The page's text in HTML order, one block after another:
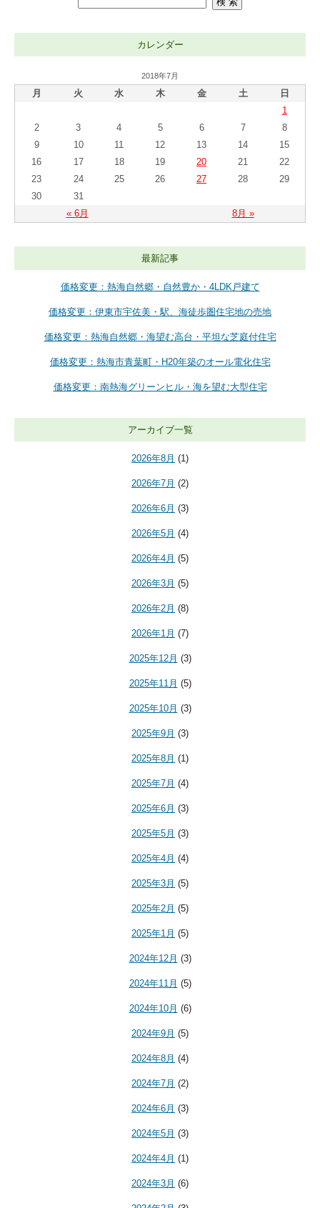
カレンダー
2018年7月
月 火 水 木 金 土 日
« 6月 8月 »
1
2
3 4 5 6 7
8
9
10 11 12 13 14
15
16
17 18 19 20 21
22
23
24 25 26 27 28
29
30
31
最新記事
価格変更：熱海自然郷・自然豊か・4LDK戸建て
価格変更：伊東市宇佐美・駅、海徒歩圏住宅地の売地
価格変更：熱海自然郷・海望む高台・平坦な芝庭付住宅
価格変更：熱海市青葉町・H20年築のオール電化住宅
価格変更：南熱海グリーンヒル・海を望む大型住宅
アーカイブ一覧
2026年8月 (1)
2026年7月 (2)
2026年6月 (3)
2026年5月 (4)
2026年4月 (5)
2026年3月 (5)
2026年2月 (8)
2026年1月 (7)
2025年12月 (3)
2025年11月 (5)
2025年10月 (3)
2025年9月 (3)
2025年8月 (1)
2025年7月 (4)
2025年6月 (3)
2025年5月 (3)
2025年4月 (4)
2025年3月 (5)
2025年2月 (5)
2025年1月 (5)
2024年12月 (3)
2024年11月 (5)
2024年10月 (6)
2024年9月 (5)
2024年8月 (4)
2024年7月 (2)
2024年6月 (3)
2024年5月 (3)
2024年4月 (1)
2024年3月 (6)